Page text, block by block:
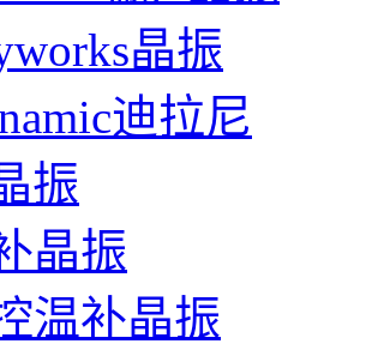
晶振
迪拉尼
振
晶振
温补晶振